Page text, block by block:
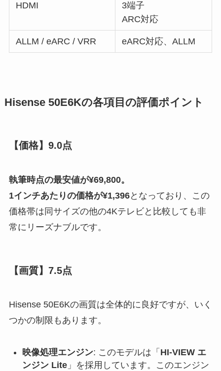
HDMI
3端子
ARC対応
ALLM / eARC / VRR eARC対応、ALLM
Hisense 50E6Kの各項目の評価ポイント
【価格】9.0点
執筆時点の最安値が¥69,800。
1インチあたりの価格が¥1,396となっており、この
価格帯は同サイズの他の4Kテレビと比較しても非
常にリーズナブルです。
【画質】7.5点
Hisense 50E6Kの画質は全体的に良好ですが、いく
つかの制限もあります。
映像処理エンジン: このモデルは「 HI-VIEW エ
ンジン Lite」を採用しています。このエンジン